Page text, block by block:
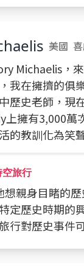
美國
Michaelis，
我在擁擠的俱
歷史老師，現
上擁有3,000萬
的教訓化為笑
旅行
想親身目睹的歷
定歷史時期的
行對歷史事件